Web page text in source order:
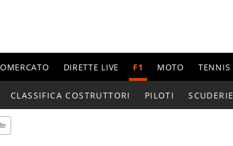
DIRETTE LIVE F1 MOTO TENNIS
CLASSIFICA COSTRUTTORI PILOTI SCUDERIE